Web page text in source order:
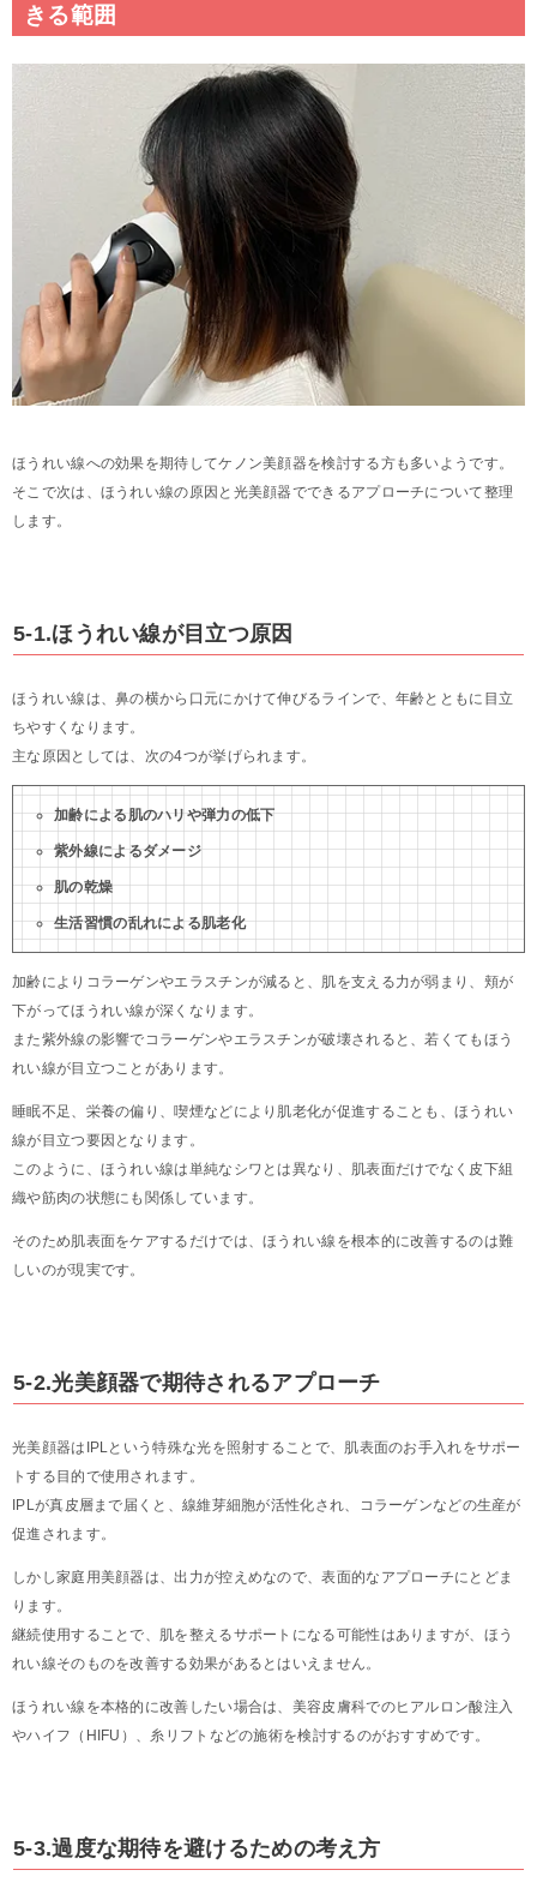
きる範囲
ほうれい線への効果を期待してケノン美顔器を検討する方も多いようです。
そこで次は、ほうれい線の原因と光美顔器でできるアプローチについて整理
します。
5-1.ほうれい線が目立つ原因
ほうれい線は、鼻の横から口元にかけて伸びるラインで、年齢とともに目立
ちやすくなります。
主な原因としては、次の4つが挙げられます。
加齢による肌のハリや弾力の低下
紫外線によるダメージ
肌の乾燥
生活習慣の乱れによる肌老化
加齢によりコラーゲンやエラスチンが減ると、肌を支える力が弱まり、頬が
下がってほうれい線が深くなります。
また紫外線の影響でコラーゲンやエラスチンが破壊されると、若くてもほう
れい線が目立つことがあります。
睡眠不足、栄養の偏り、喫煙などにより肌老化が促進することも、ほうれい
線が目立つ要因となります。
このように、ほうれい線は単純なシワとは異なり、肌表面だけでなく皮下組
織や筋肉の状態にも関係しています。
そのため肌表面をケアするだけでは、ほうれい線を根本的に改善するのは難
しいのが現実です。
5-2.光美顔器で期待されるアプローチ
光美顔器はIPLという特殊な光を照射することで、肌表面のお手入れをサポー
トする目的で使用されます。
IPLが真皮層まで届くと、線維芽細胞が活性化され、コラーゲンなどの生産が
促進されます。
しかし家庭用美顔器は、出力が控えめなので、表面的なアプローチにとどま
ります。
継続使用することで、肌を整えるサポートになる可能性はありますが、ほう
れい線そのものを改善する効果があるとはいえません。
ほうれい線を本格的に改善したい場合は、美容皮膚科でのヒアルロン酸注入
やハイフ（HIFU）、糸リフトなどの施術を検討するのがおすすめです。
5-3.過度な期待を避けるための考え方